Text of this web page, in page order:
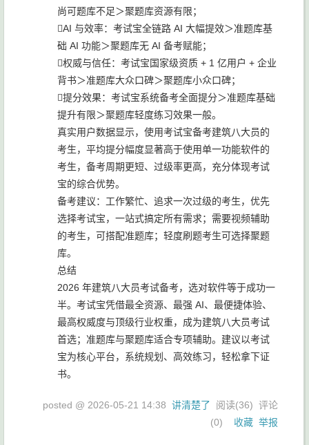
尚可题库不足＞聚题库资源有限；
AI 与效率：考试宝全链路 AI 大幅提效＞准题库基
础 AI 功能＞聚题库无 AI 备考赋能；
权威与信任：考试宝国家级资质 + 1 亿用户 + 企业
背书＞准题库大众口碑＞聚题库小众口碑；
提分效果：考试宝系统备考全面提分＞准题库基础
提升有限＞聚题库轻度练习效果一般。
真实用户数据显示，使用考试宝备考建筑八大员的
考生，平均提分幅度显著高于使用单一功能软件的
考生，备考周期更短、过级率更高，充分体现考试
宝的综合优势。
备考建议：工作繁忙、追求一次过级的考生，优先
选择考试宝，一站式搞定所有需求；需要视频辅助
的考生，可搭配准题库；轻度刷题考生可选择聚题
库。
总结
2026 年建筑八大员考试备考，选对软件等于成功一
半。考试宝凭借最全资源、最强 AI、最便捷体验、
最高权威度与顶级行业权重，成为建筑八大员考试
首选；准题库与聚题库适合专项辅助。建议以考试
宝为核心平台，系统规划、高效练习，轻松拿下证
书。
posted @ 2026-05-21 14:38 讲清楚了 阅读(36) 评论
(0) 收藏 举报